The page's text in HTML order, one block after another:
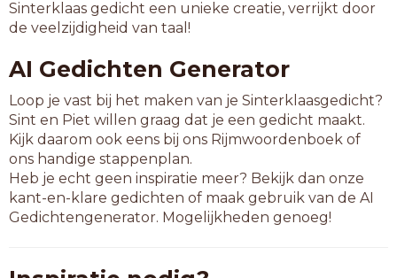
Sinterklaas gedicht een unieke creatie, verrijkt door
de veelzijdigheid van taal!
AI Gedichten Generator
Loop je vast bij het maken van je Sinterklaasgedicht?
Sint en Piet willen graag dat je een gedicht maakt.
Kijk daarom ook eens bij ons Rijmwoordenboek of
ons handige stappenplan.
Heb je echt geen inspiratie meer? Bekijk dan onze
kant-en-klare gedichten of maak gebruik van de AI
Gedichtengenerator. Mogelijkheden genoeg!